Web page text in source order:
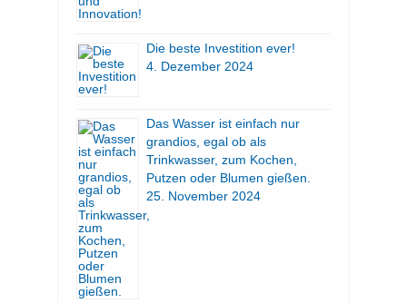
Die beste Investition ever!
4. Dezember 2024
Das Wasser ist einfach nur
grandios, egal ob als
Trinkwasser, zum Kochen,
Putzen oder Blumen gießen.
25. November 2024